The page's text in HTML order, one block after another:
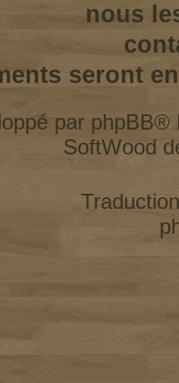
nous
seront
par phpBB®
SoftWood